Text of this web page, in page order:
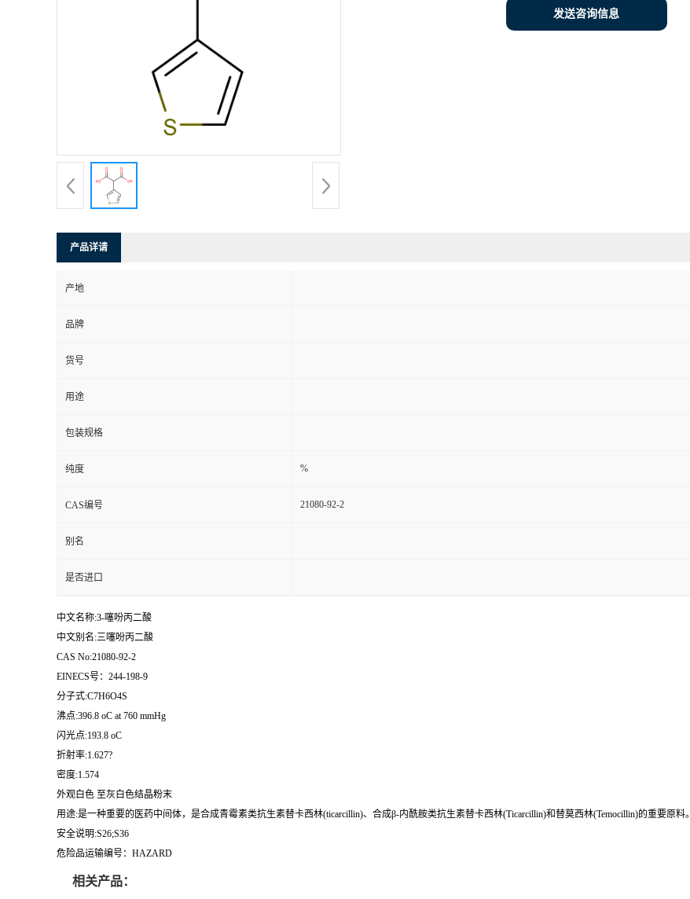
发送咨询信息
产品详请
产地
品牌
货号
用途
包装规格
纯度 %
CAS编号 21080-92-2
别名
是否进口
中文名称:3-噻吩丙二酸
中文别名:三噻吩丙二酸
CAS No:21080-92-2
EINECS号：244-198-9
分子式:C7H6O4S
沸点:396.8 oC at 760 mmHg
闪光点:193.8 oC
折射率:1.627?
密度:1.574
外观白色 至灰白色结晶粉末
用途:是一种重要的医药中间体，是合成青霉素类抗生素替卡西林(ticarcillin)、合成β-内酰胺类抗生素替卡西林(Ticarcillin)和替莫西林(Temocillin)的重要原料。
安全说明:S26;S36
危险品运输编号：HAZARD
相关产品：